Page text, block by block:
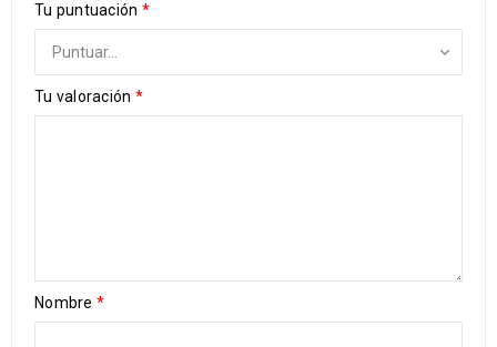
Tu puntuación *
Tu valoración *
Nombre *